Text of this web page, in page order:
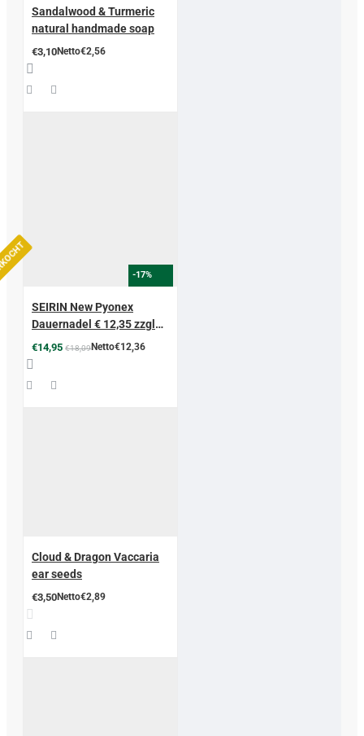
Sandalwood & Turmeric
natural handmade soap
€3,10Netto€2,56
-17%
SEIRIN New Pyonex
Dauernadel € 12,35 zzgl
MwSt
€14,95 €18,09Netto€12,36
Cloud & Dragon Vaccaria
ear seeds
€3,50Netto€2,89